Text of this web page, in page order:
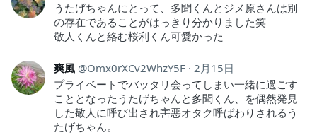
うたげちゃんにとって、多聞くんとジメ原さんは別
の存在であることがはっきり分かりました笑
敬人くんと絡む桜利くん可愛かった
爽風 Omx0rXCv2WhzY5F 2月15日
プライベートでバッタリ会ってしまい一緒に過ごす
こととなったうたげちゃんと多聞くん、を偶然発見
した敬人に呼び出され害悪オタク呼ばわりされるう
たげちゃん。